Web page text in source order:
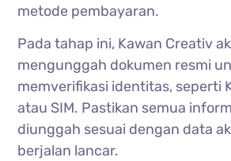
metode pembayaran.
Pada tahap ini, Kawan Creativ
mengunggah dokumen resmi
memverifikasi identitas, seperti
atau SIM. Pastikan semua
diunggah sesuai dengan data
berjalan lancar.